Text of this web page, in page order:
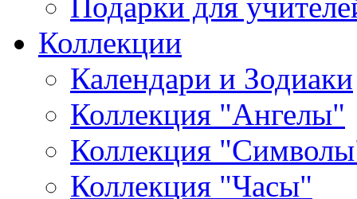
Подарки для
Коллекции
Календари и Зодиаки
Коллекция "Ангелы"
Коллекция
Коллекция "Часы"